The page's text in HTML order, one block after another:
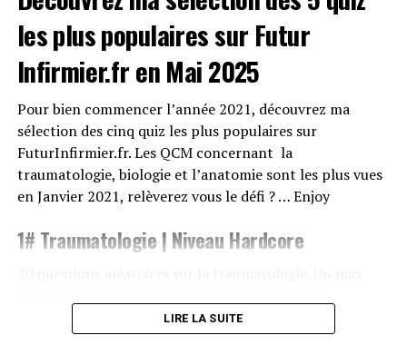
souhaitez approfondir le sujet
Wikipedia – Atome
Wikipedia – Isotope
IRSN – Base de connaissance
Afterclasse.fr
Vikipedia – Masse atomique
Site de Gerard Villemin – Atome
les plus populaires sur Futur
Infirmier.fr en Mai 2025
Pour bien commencer l’année 2021, découvrez ma
sélection des cinq quiz les plus populaires sur
FuturInfirmier.fr. Les QCM concernant la
traumatologie, biologie et l’anatomie sont les plus vues
en Janvier 2021, relèverez vous le défi ? … Enjoy
1# Traumatologie | Niveau Hardcore
traumatologie… Accrochez-vous, le niveau de difficulté
est élevé
LIRE LA SUITE